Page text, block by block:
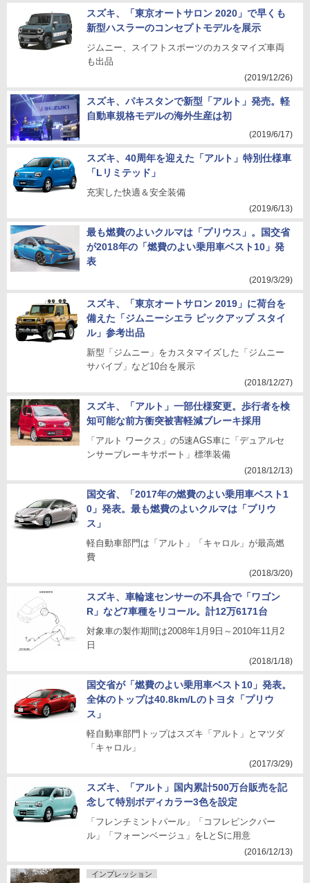
スズキ、「東京オートサロン 2020」で早くも
新型ハスラーのコンセプトモデルを展示
ジムニー、スイフトスポーツのカスタマイズ車両
も出品
(2019/12/26)
スズキ、パキスタンで新型「アルト」発売。軽
自動車規格モデルの海外生産は初
(2019/6/17)
スズキ、40周年を迎えた「アルト」特別仕様車
「Lリミテッド」
充実した快適＆安全装備
(2019/6/13)
最も燃費のよいクルマは「プリウス」。国交省
が2018年の「燃費のよい乗用車ベスト10」発
表
(2019/3/29)
スズキ、「東京オートサロン 2019」に荷台を
備えた「ジムニーシエラ ピックアップ スタイ
ル」参考出品
新型「ジムニー」をカスタマイズした「ジムニー
サバイブ」など10台を展示
(2018/12/27)
スズキ、「アルト」一部仕様変更。歩行者を検
知可能な前方衝突被害軽減ブレーキ採用
「アルト ワークス」の5速AGS車に「デュアルセ
ンサーブレーキサポート」標準装備
(2018/12/13)
国交省、「2017年の燃費のよい乗用車ベスト1
0」発表。最も燃費のよいクルマは「プリウ
ス」
軽自動車部門は「アルト」「キャロル」が最高燃
費
(2018/3/20)
スズキ、車輪速センサーの不具合で「ワゴン
R」など7車種をリコール。計12万6171台
対象車の製作期間は2008年1月9日～2010年11月2
日
(2018/1/18)
国交省が「燃費のよい乗用車ベスト10」発表。
全体のトップは40.8km/Lのトヨタ「プリウ
ス」
軽自動車部門トップはスズキ「アルト」とマツダ
「キャロル」
(2017/3/29)
スズキ、「アルト」国内累計500万台販売を記
念して特別ボディカラー3色を設定
「フレンチミントパール」「コフレピンクパー
ル」「フォーンベージュ」をLとSに用意
(2016/12/13)
インプレッション